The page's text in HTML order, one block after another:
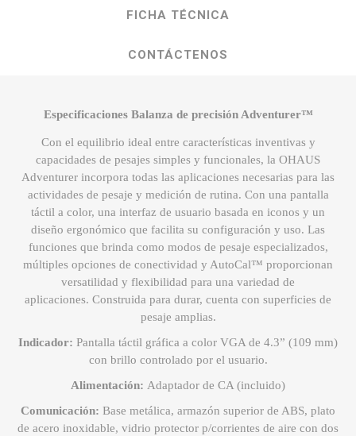
FICHA TÉCNICA
CONTÁCTENOS
Especificaciones Balanza de precisión Adventurer™
Con el equilibrio ideal entre características inventivas y
capacidades de pesajes simples y funcionales, la OHAUS
Adventurer incorpora todas las aplicaciones necesarias para las
actividades de pesaje y medición de rutina. Con una pantalla
táctil a color, una interfaz de usuario basada en iconos y un
diseño ergonómico que facilita su configuración y uso. Las
funciones que brinda como modos de pesaje especializados,
múltiples opciones de conectividad y AutoCal™ proporcionan
versatilidad y flexibilidad para una variedad de
aplicaciones. Construida para durar, cuenta con superficies de
pesaje amplias.
Indicador: Pantalla táctil gráfica a color VGA de 4.3” (109 mm)
con brillo controlado por el usuario.
Alimentación: Adaptador de CA (incluido)
Comunicación: Base metálica, armazón superior de ABS, plato
de acero inoxidable, vidrio protector p/corrientes de aire con dos